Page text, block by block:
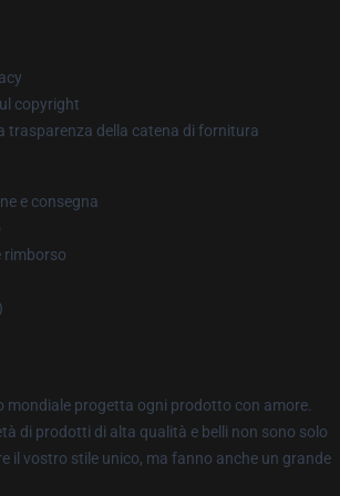
copyright
trasparenza della catena di fornitura
e consegna
rimborso
mondiale progetta ogni prodotto con amore.
di prodotti di alta qualità e belli non sono solo
il vostro stile unico, ma fanno anche un grande